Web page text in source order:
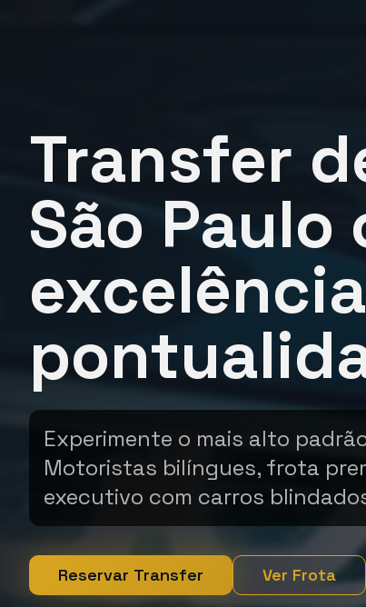
Transfer
São Paulo
Experimente o mais alto
Motoristas bilíngues, frota
executivo com carros
Reservar Transfer Ver Frota